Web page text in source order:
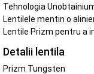
Tehnologia
Lentilele mentin o
Lentile Prizm pentru a
Detalii lentila
Prizm Tungsten